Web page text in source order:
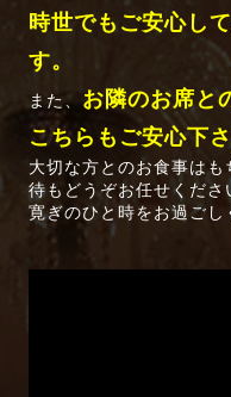
時世でもご安心し
す。
また、 お隣のお席と
こちらもご安心下さ
大切な方とのお食事は
待もどうぞお任せくださ
寛ぎのひと時をお過ごし